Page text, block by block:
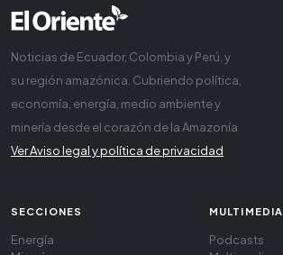
Noticias de Ecuador, Colombia y Perú, y
su región amazónica. Cubriendo política,
economía, energía, medio ambiente y
minería desde el corazón de la Amazonía
Ver Aviso legal y política de privacidad
SECCIONES
Energía
MULTIMEDIA
Podcasts